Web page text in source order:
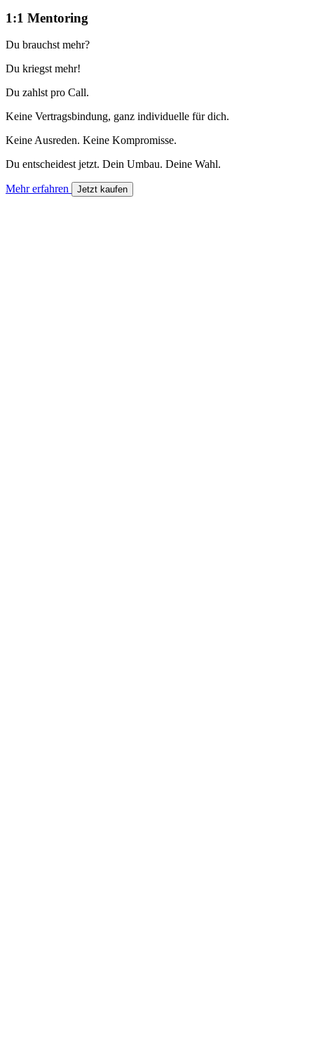
1:1 Mentoring
Du brauchst mehr?
Du kriegst mehr!
Du zahlst pro Call.
Keine Vertragsbindung, ganz individuelle für dich.
Keine Ausreden. Keine Kompromisse.
Du entscheidest jetzt. Dein Umbau. Deine Wahl.
Mehr erfahren Jetzt kaufen